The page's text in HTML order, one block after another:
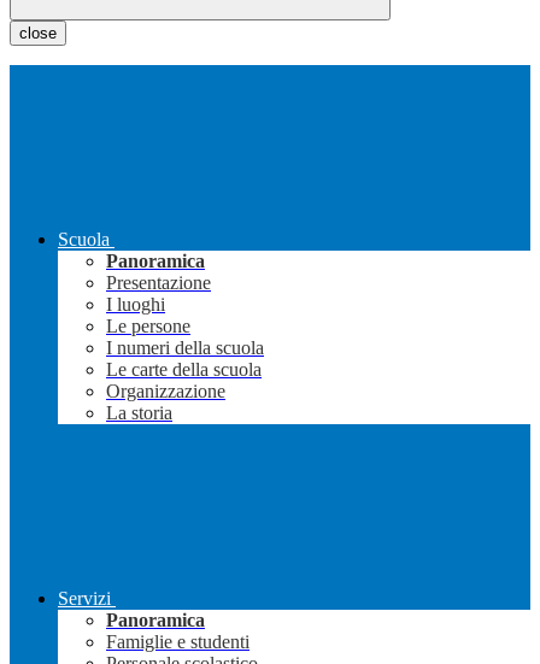
close
Scuola
Panoramica
Presentazione
I luoghi
Le persone
I numeri della scuola
Le carte della scuola
Organizzazione
La storia
Servizi
Panoramica
Famiglie e studenti